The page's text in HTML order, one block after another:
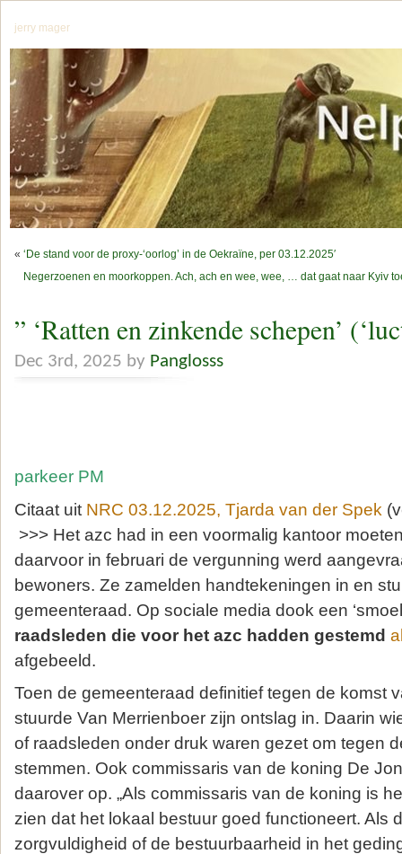
jerry mager
« ‘De stand voor de proxy-‘oorlog’ in de Oekraïne, per 03.12.2025′
Negerzoenen en moorkoppen. Ach, ach en wee, wee, … dat gaat naar Kyiv
” ‘Ratten en zinkende schepen’
Dec 3rd, 2025 by Panglosss
parkeer PM
Citaat uit NRC 03.12.2025, Tjarda van der Spek
>>> Het azc had in een voormalig kantoor
daarvoor in februari de vergunning werd
bewoners. Ze zamelden handtekeningen in en
gemeenteraad. Op sociale media dook een
raadsleden die voor het azc hadden gestemd
afgebeeld.
Toen de gemeenteraad definitief tegen de komst
stuurde Van Merrienboer zijn ontslag in. Daarin
of raadsleden onder druk waren gezet om tegen
stemmen. Ook commissaris van de koning De
daarover op. „Als commissaris van de koning is
zien dat het lokaal bestuur goed functioneert. Als
zorgvuldigheid of de bestuurbaarheid in het